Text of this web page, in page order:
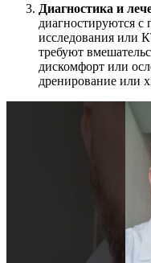
Диагностика и
диагностируются с
исследования или
требуют
дискомфорт или
дренирование или